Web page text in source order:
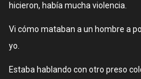
hicieron, había mucha violencia.
Vi cómo mataban a un hombre a
yo.
Estaba hablando con otro preso